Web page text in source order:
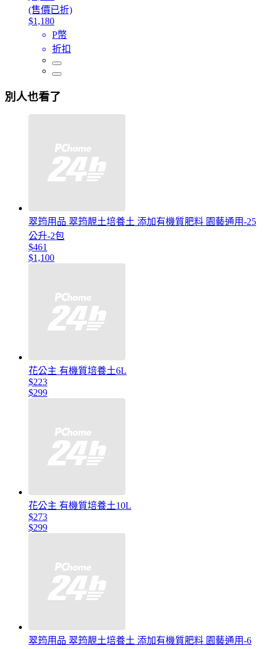
(售價已折)
$1,180
P幣
折扣
別人也看了
翠筠用品 翠筠靚土培養土 添加有機質肥料 園藝通用-25
公升-2包
$461
$1,100
花公主 有機質培養土6L
$223
$299
花公主 有機質培養土10L
$273
$299
翠筠用品 翠筠靚土培養土 添加有機質肥料 園藝通用-6